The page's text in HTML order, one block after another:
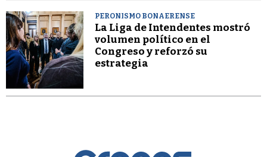
PERONISMO BONAERENSE
La Liga de Intendentes mostró
volumen político en el
Congreso y reforzó su
estrategia